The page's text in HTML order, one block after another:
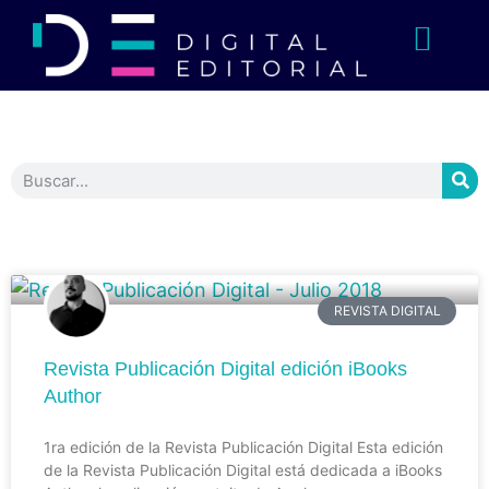
REVISTA DIGITAL
Revista Publicación Digital edición iBooks
Author
1ra edición de la Revista Publicación Digital Esta edición
de la Revista Publicación Digital está dedicada a iBooks